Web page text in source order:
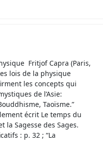
Fritjof Capra (Paris,
lois de la physique
les concepts qui
de l’Asie:
Taoïsme.”
écrit Le temps du
la Sagesse des Sages.
: p. 32 ; “La